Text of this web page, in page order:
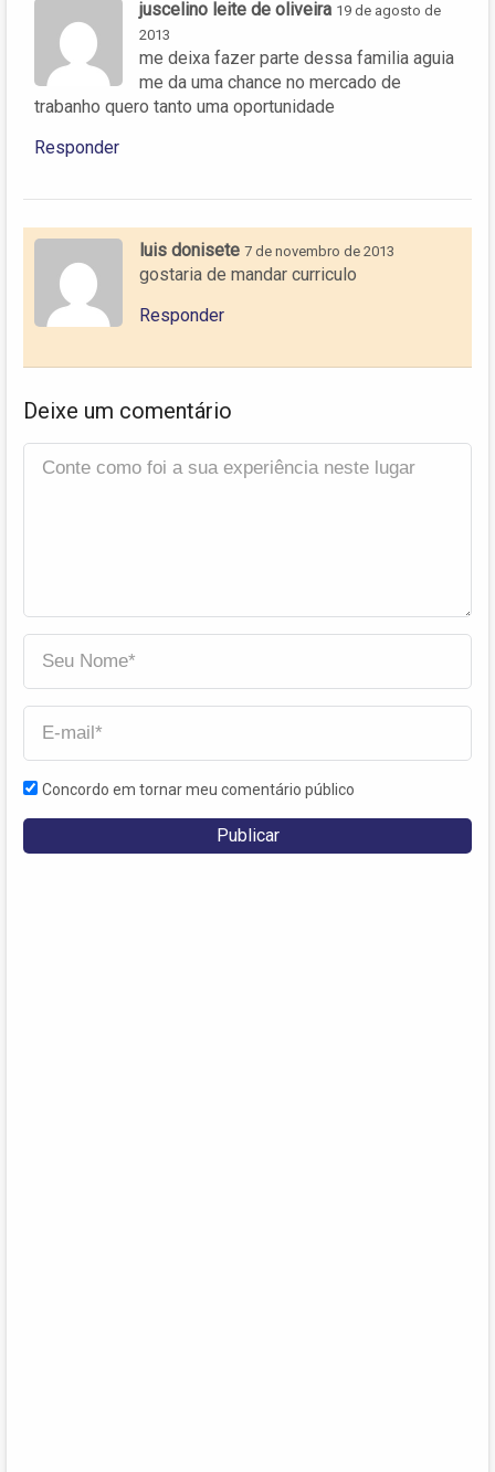
juscelino leite de oliveira 19 de agosto de
2013
me deixa fazer parte dessa familia aguia
me da uma chance no mercado de
trabanho quero tanto uma oportunidade
Responder
luis donisete 7 de novembro de 2013
gostaria de mandar curriculo
Responder
Deixe um comentário
Concordo em tornar meu comentário público